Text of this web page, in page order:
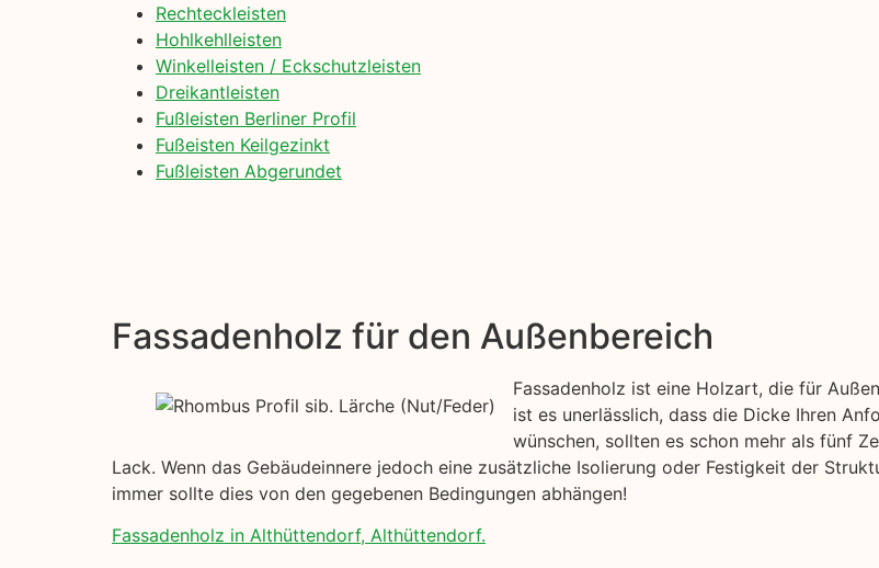
Rechteckleisten
Hohlkehlleisten
Winkelleisten / Eckschutzleisten
Dreikantleisten
Fußleisten Berliner Profil
Fußeisten Keilgezinkt
Fußleisten Abgerundet
Fassadenholz für den Außenbereich
Fassadenholz ist eine Holzart, die für
ist es unerlässlich, dass die Dicke Ihren
wünschen, sollten es schon mehr als fünf
Lack. Wenn das Gebäudeinnere jedoch eine zusätzliche Isolierung oder Festigkeit der
immer sollte dies von den gegebenen Bedingungen abhängen!
Fassadenholz in Althüttendorf, Althüttendorf.